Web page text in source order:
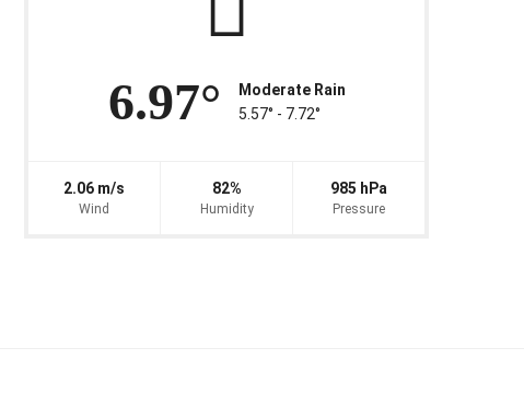
6.97°
Moderate Rain
5.57° ‐ 7.72°
2.06 m/s
Wind
82%
Humidity
985 hPa
Pressure